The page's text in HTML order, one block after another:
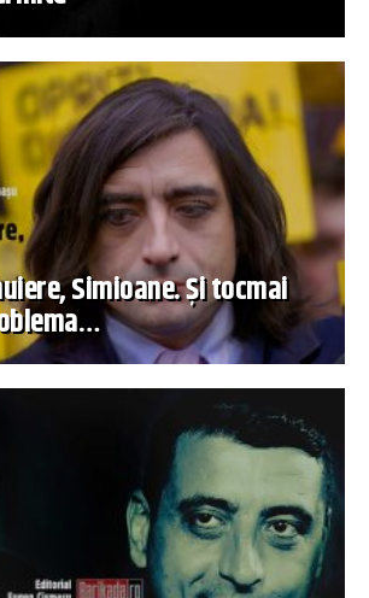
Simioane. Și tocmai